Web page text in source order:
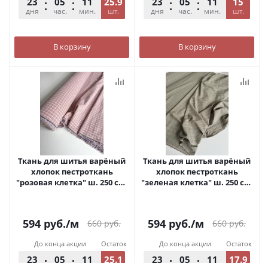
дня час. мин. сек.
шт.
В корзину
дня час. мин. сек.
шт.
В корзину
Ткань для шитья варёный
хлопок пестроткань
"розовая клетка" ш. 250 см.
594 руб./м 660руб.
До конца акции
23 05 11 54
Остаток
25.1
Ткань для шитья варёный
хлопок пестроткань
"зеленая клетка" ш. 250 см.
594 руб./м 660руб.
До конца акции
23 05 11 54
Остаток
17.9